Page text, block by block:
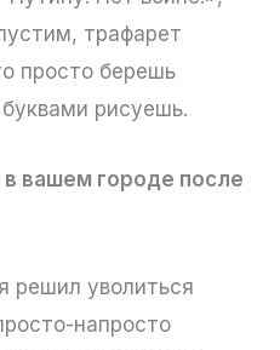
трафарет
просто берешь
рисуешь.
вашем городе после
решил уволиться
напросто